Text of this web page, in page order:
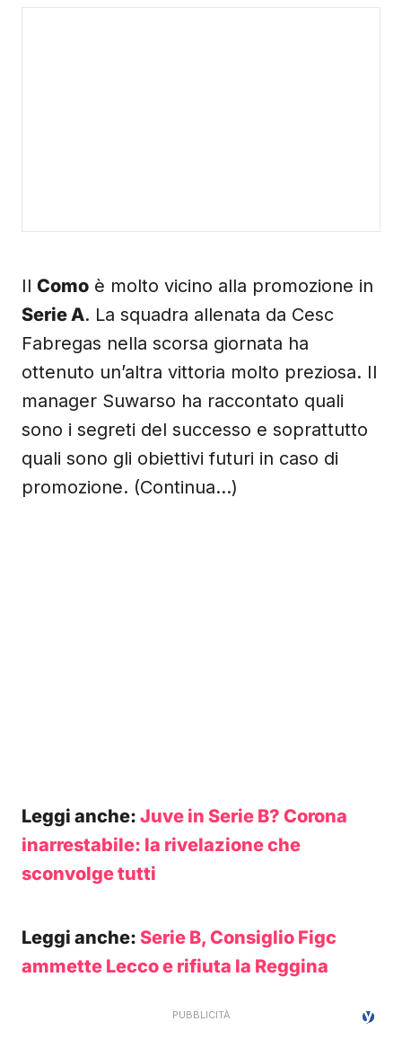
Il Como è molto vicino alla promozione in
Serie A. La squadra allenata da Cesc
Fabregas nella scorsa giornata ha
ottenuto un’altra vittoria molto preziosa. Il
manager Suwarso ha raccontato quali
sono i segreti del successo e soprattutto
quali sono gli obiettivi futuri in caso di
promozione. (Continua…)
Leggi anche: Juve in Serie B? Corona
inarrestabile: la rivelazione che
sconvolge tutti
Leggi anche: Serie B, Consiglio Figc
ammette Lecco e rifiuta la Reggina